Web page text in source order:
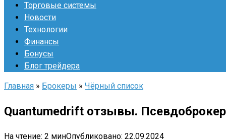
Торговые системы
Новости
Технологии
Финансы
Бонусы
Блог трейдера
Главная » Брокеры » Чёрный список
Quantumedrift отзывы.
На чтение: 2 минОпубликовано: 22.09.2024